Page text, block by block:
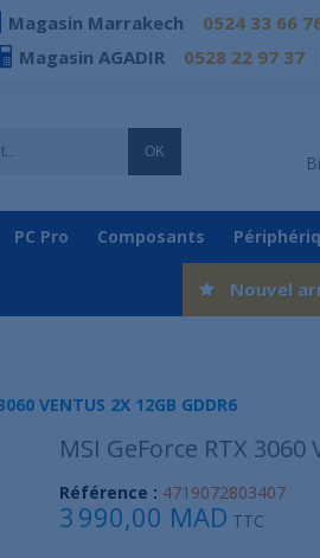
Magasin Marrakech 0524 33 66
Magasin AGADIR 0528 22 97 37
OK
Nouvel
PC Pro Composants
VENTUS 2X 12GB GDDR6
MSI GeForce RTX 3060
Référence : 4719072803407
3 990,00 MAD TTC